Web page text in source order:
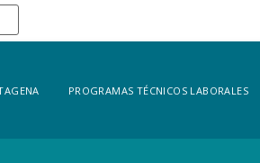
PROGRAMAS TÉCNICOS LABORALES